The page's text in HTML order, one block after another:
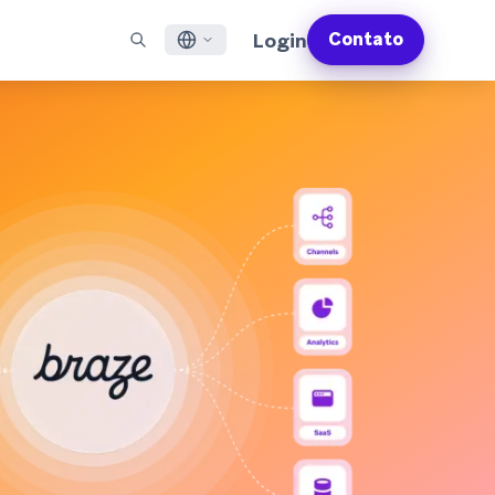
pela internet
RCS
todos os canais
Como funciona
a estrutura da nossa
integrada verticalmente
Saiba mais
Análise Global do Engajamento do Cliente
Para a sexta edição da <b>Análise Global de
Engajamento do Cliente</b>, entrevistamos
mais de 2.200 líderes de marketing e
Planos de Sucesso da Braze
Serviços Jurídicos (EN)
Obtenha informações sobre nossos termos legais,
políticas, conformidade e muito mais
Português BR
Español
Login Contato